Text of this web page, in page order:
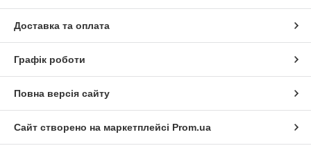
Доставка та оплата
Графік роботи
Повна версія сайту
Сайт створено на маркетплейсі Prom.ua